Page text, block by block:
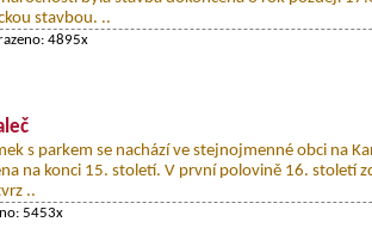
stavbou. ..
4895x
s parkem se nachází ve stejnojmenné obci na
na konci 15. století. V první polovině 16. století
..
5453x